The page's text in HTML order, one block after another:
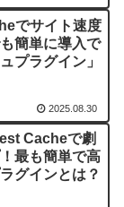
でサイト速度
簡単に導入で
プラグイン」
2025.08.30
Cacheで劇
最も簡単で高
グインとは？